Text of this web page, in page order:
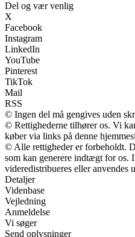
Del og vær venlig
X
Facebook
Instagram
LinkedIn
YouTube
Pinterest
TikTok
Mail
RSS
© Ingen del må gengives uden
© Rettighederne tilhører os. Vi
køber via links på denne
© Alle rettigheder er forbeholdt.
som kan generere indtægt for os.
videredistribueres eller anvendes
Detaljer
Videnbase
Vejledning
Anmeldelse
Vi søger
Send oplysninger